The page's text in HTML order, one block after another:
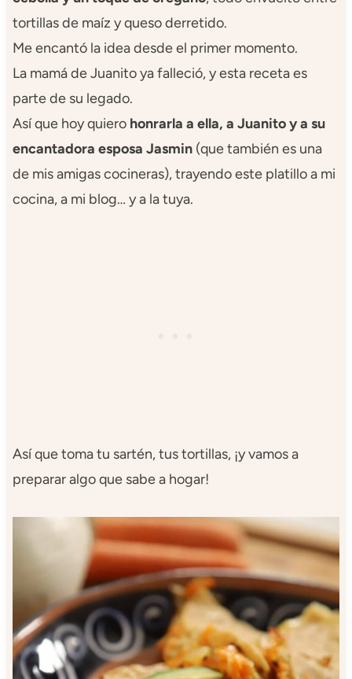
tortillas de maíz y queso derretido.
Me encantó la idea desde el primer momento.
La mamá de Juanito ya falleció, y esta receta es
parte de su legado.
Así que hoy quiero honrarla a ella, a Juanito y a su
encantadora esposa Jasmin(que también es una
de mis amigas cocineras), trayendo este platillo a mi
cocina, a mi blog… y a la tuya.
Así que toma tu sartén, tus tortillas, ¡y vamos a
preparar algo que sabe a hogar!